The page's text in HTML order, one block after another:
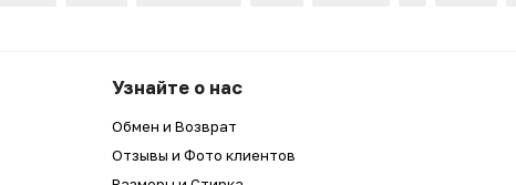
Узнайте о нас
Обмен и Возврат
Отзывы и Фото клиентов